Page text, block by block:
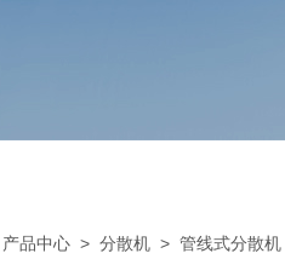
产品中心 > 分散机 > 管线式分散机